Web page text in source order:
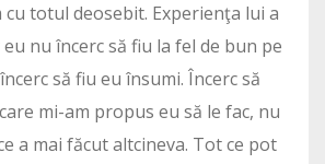
cu totul deosebit. Experienţa lui a
nu încerc să fiu la fel de bun pe
să fiu eu însumi. Încerc să
mi-am propus eu să le fac, nu
a mai făcut altcineva. Tot ce pot